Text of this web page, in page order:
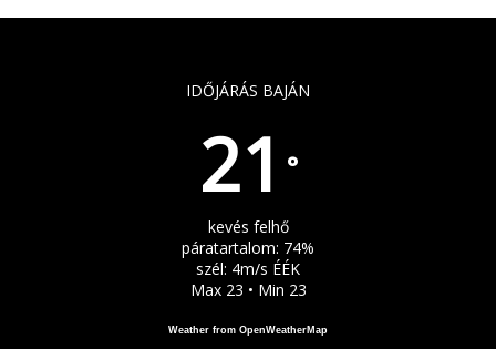
IDŐJÁRÁS BAJÁN
21 °
kevés felhő
páratartalom: 74%
szél: 4m/s ÉÉK
Max 23 • Min 23
Weather from OpenWeatherMap